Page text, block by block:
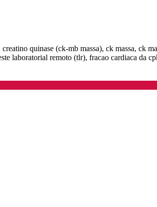
quinase (ck-mb massa), ck massa, ck
laboratorial remoto (tlr), fracao cardiaca da